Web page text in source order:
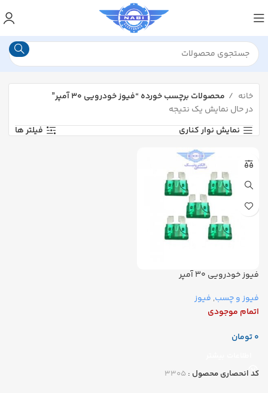
خانه
محصولات برچسب خورده “فیوز خودرویی ۳۰ آمپر”
در حال نمایش یک نتیجه
نمایش نوار کناری
فیلتر ها
فیوز خودرویی ۳۰ آمپر
فیوز و چسب, فیوز
اتمام موجودی
تومان
کد انحصاری محصول : ۳۳۰۵